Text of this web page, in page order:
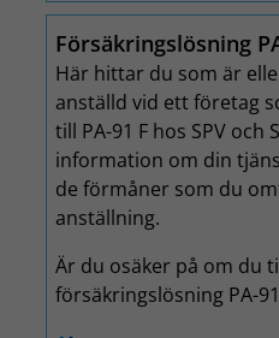
Försäkringslösning
Här hittar du som är
anställd vid ett företag
till PA-91 F hos SPV och
information om din
de förmåner som du
anställning.
Är du osäker på om du
försäkringslösning PA-